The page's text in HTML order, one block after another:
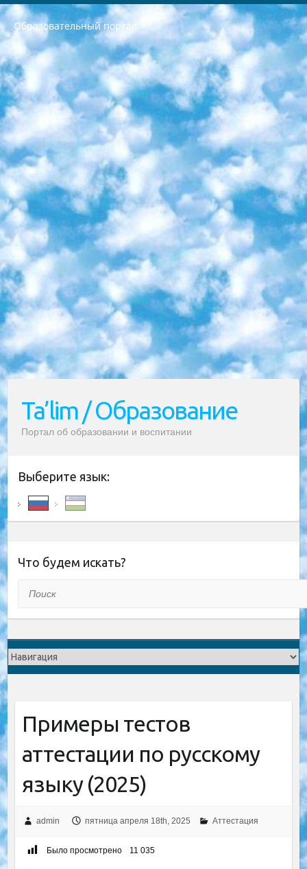
Образовательный портал
РЕСПУБЛИКА УЗБЕКИСТАН МИНИСТРЕРСТВО ДОШКОЛЬНОГО И ШКОЛЬНОГО ОБРАЗОВАНИЯ КОМАНДА в общеобразовательных учреждениях в 2023-2024 учебном году организация и проведение итоговой государственной аттестации обучающихся о Министра дошкольного и школьного образования Республики Узбекистан от 4 марта 2008 года (постановлением Минюста от 20 марта 2008 года № 1778 государственной регистрации) «Итоговое состояние учащихся общего среднего образования на основании положения об утверждении положения об аттестации общего среднего образования выпускной экзамен студентов в образовательных учреждениях в 2023-2024 учебном году В целях организации и прохождения аттестации приказываю: 1. Следующее: перечень предметов, по которым будет проводиться итоговая государственная аттестация и экзамен формы перевода согласно приложению 1; сертификаты международного образца, оценивающие уровень владения иностранными языками перечень согласно приложению 2; 2. Педагогический при специализированных образовательных учреждениях. научно-практический центр квалификации и международной оценки (Д.Давидова) 2024 г. До 25 марта: задания по предметам, по которым будет проводиться итоговая аттестация разработка и утверждение технических условий; итоговая аттестация на основании разработанного предметного задания разработка вопросов по предметам (устно и письменно), экзамен передача; общеобразовательные средние школы и специальные учебные заведения учащиеся выпускных классов школ и интернатов в агентской системе подготовка базы данных экзаменационных материалов и критериев оценки; перевод базы экзаменационных материалов на все языки обучения подать в Республиканский образовательный центр для изготовления; варианты экзаменов на основе разработанных контрольных материалов пусть будут поставлены задачи формирования. 3. Республиканский образовательный центр (Ш.Худайкулов) до 5 апреля 2024 года. до: база данных предоставленных экзаменационных материалов на все языки обучения перевод и экспертиза; для слепых, слабовидящих, глухих, слабослышащих и умственно отсталых детей учащиеся выпускных классов специализированных школ и школ-интернатов база данных экзаменационных материалов на всех преподаваемых языках подготовка критериев оценки; специализированные школы для умственно отсталых детей и технологии для учащихся выпускных классов школ-интернатов разработка соответствующих рекомендаций и критериев проведения ЕГЭ по естествознанию давать задания. 4. Педагогический при специализированных образовательных учреждениях. Научно-практический центр навыков и международной оценки (Д.Давидова), Республика образовательный центр (Худайкулов Ш.) итоговый государственный аттестационный экзамен ориентирован на творческое и логическое мышление при подготовке базы материалов учитывать введение заданий. 5. Следует отметить, что: сертификат государственного образца о знании общеобразовательного предмета и как минимум национальный уровень B1 по предметам на иностранных языках, указанным в Приложении 2. или международно признанный сертификат эквивалентного уровня студенты, изучающие определенный предмет, освобождаются от экзамена; по соответствующим предметам запланирована итоговая государственная аттестация за день до дня, путем жеребьевки Рабочей группой (в письменной форме по предметам, проводимым в форме) из числа сформированных вариантов выбрано 2 варианта; 2 выбранных варианта экзамена анонсированы на официальном сайте министерства и все выпускники по всей стране на основе этих вариантов проводит итоговую государственную аттестацию. 6. Государственное образование учащихся средних общеобразовательных учреждений. знания в соответствии с квалификационными требованиями, которые необходимо приобрести на основании стандартов итоговый (выпускной) контроль для 9 и 11 классов в целях тестирования Экзамены (далее – экзамены) состоят из предметов, перечисленных в приложении 1. будет сделано. 7. Экзамены пройдут с 26 мая по 15 июня 2024 г. (кроме науки физического воспитания). 8. Физическая для учащихся 9 классов общесредних образовательных учреждений. Экзамены по предмету «Образование, квалификация медицина» 1-6 мая 2024 года. сотрудники перевести под присмотр (с отклонениями в физическом или умственном развитии) специализированная школа для детей, школы-интернаты и со сколиозом школы-интернаты санаторного типа для больных детей исключены). 9. Он был слепым, слабовидящим и имел нарушения опорно-двигательного аппарата. экзамены в специализированных школах и интернатах для детей должны проводиться исходя из требований, предъявляемых к общеобразовательным учреждениям (физкультура кроме науки). 10. Специализированная школа для глухих и слабослышащих детей. и экзамены в интернатах и быть реализован в виде письменного теста по математике. 11. Специальность для умственно отсталых детей. Для 9 класса Родной язык и литературное письмо Государственный язык (язык обучения – узбекский). для неклассов) написано Математическое письмо Письменная/устная история Узбекистана Физическое воспитание практично Итоговый контроль Для 11 класса Написание родного языка и литературы (эссе) Математическое письмо Узбекский язык (обучение на узбекском языке) не посещающее общее среднее образование для учреждений)/Образовательное учреждение выбор письменный и устный Иностранный язык письменный/устный Письменная/устная история Узбекистана *По выбору студента:  Химия  Физика  Основы государственного права  География 10 бесплатных образовательных ресурсов - Мы составили подборку онлайн-проектов с интерактивными упражнениями, видеолекциями и статьями. Они помогут вам обрести новые и освежить старые знания бесплатно. 1. «ИНТУИТ» Старейшая образовательная площадка Рунета. Здесь вы найдёте сотни текстовых и видеокурсов на десятки различных тем — от программирования до психологии. Многие курсы подготовлены российскими университетами и крупными международными компаниями вроде Intel и Microsoft. Самостоятельное обучение бесплатное, но желающие могут оплатить услуги персональных наставников. 2. «Смартия» знакомит с актуальными профессиями и подсказывает, как им обучаться. Выбрав заинтересовавшую вас специальность — SMM-специалист, фотограф, веб-дизайнер или другую, — увидите список необходимых для неё умений. Чтобы вы могли освоить их самостоятельно, для каждого умения площадка отображает подборку ссылок на учебные материалы. Хотя «Смартия» ориентируется на русскоязычную аудиторию, часть контента всё же доступна только на английском. 3. «Лекторий Физтеха» Проект Московского физико-технического института (Физтеха). С его помощью вы можете смотреть онлайн серии лекций, записанные на видео в этом вузе. В числе доступных предметов — физика, биология, химия, информационные технологии и другие. К некоторым лекциям администрация ресурса прилагает готовые конспекты, которые можно скачивать в PDF-формате. 4. ITMOcourses Онлайн-площадка Санкт-Петербургского национального исследовательского университета информационных технологий, механики и оптики (ИТМО). Ресурс предоставляет свободный доступ к курсам, разработанным в этом вузе. Каталог материалов разбит на четыре категории: «Оптические системы и технологии», «Приборостроение и робототехника», «Информационные технологии» и «Биотехнологии». Курсы состоят из видеолекций, интерактивных демонстраций и заданий. 5. «КиберЛенинка» Электронная научная библиотека открытого доступа. Каталог площадки регулярно обрастает текстами статей из различных научных изданий. Сгруппированные по журналам и рубрикам публикации можно читать онлайн или скачивать целиком в PDF-формате. Проект нацелен на популяризацию науки за счёт открытого доступа к качественной информации. 6. «ПостНаука» На этом ресурсе публикуют подборки видеолекций, составленные экспертами из разных отраслей и объединённые общими темами. Среди них, к примеру, есть серии «Биоинформатика и геномика», «Культура средневековой Скандинавии» и Cinema Studies о теории кино. Каждая подборка лекций — логически связанная история, рассказанная экспертом от первого лица. Кроме того, на сайте появляются научно-образовательные статьи и тесты на разные темы. 7. «Newочём» Команда проекта «Newочём» отбирает самые интересные тексты из англоязычных СМИ и переводит те из них, за которые голосуют участники сообщества «ВКонтакте». По большей части это научно-популярные статьи. Редакторы придумывают лишь заголовки, в остальном содержание переводов соответствует оригиналам. Полные тексты можно читать прямо в социальной сети. 8. InternetUrok Онлайн-база материалов по основным дисциплинам школьной программы. Информация на сайте структурирована по классам, предметам и темам (урокам). Каждый урок состоит из видеолекций и конспектов. Есть также интерактивные тренажёры и тесты для закрепления пройденного материала. Даже если вы давно окончили школу, возможность повторить программу старших классов всегда может пригодиться. 9. Edutainme Ещё один ресурс об образовании. В отличие от Newtonew, как мне кажется, Edutainme больше ориентируется на представителей индустрии: педагогов, предпринимателей, разработчиков образовательных проектов. Но и любой, кто просто стремится к саморазвитию, найдёт на сайте много полезного и интересного для себя. Например, информацию о новых курсах и образовательных сервисах. 10. Newtonew Онлайн-медиа об образовании и обучении в широком смысле. Авторы Newtonew пишут об инструментах, заведениях, тактиках и стратегиях, которые помогают учить других и получать новые знания самостоятельно. На этой площадке вы найдёте новости, обзоры, аналитические мат
Ta’lim / Образование
Портал об образовании и воспитании
Выберите язык:
Что будем искать?
Примеры тестов
аттестации по русскому
языку (2025)
admin пятница апреля 18th, 2025 Аттестация
Было просмотрено 11 035